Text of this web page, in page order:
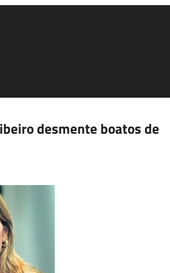
desmente boatos de